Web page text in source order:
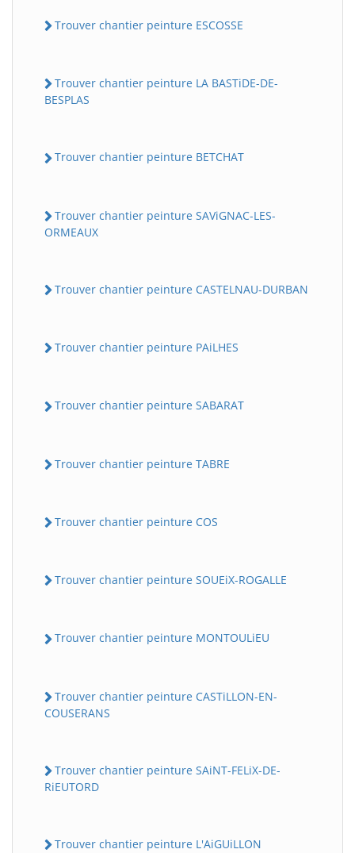
Trouver chantier peinture ESCOSSE
Trouver chantier peinture LA BASTiDE-DE-
BESPLAS
Trouver chantier peinture BETCHAT
Trouver chantier peinture SAViGNAC-LES-
ORMEAUX
Trouver chantier peinture CASTELNAU-DURBAN
Trouver chantier peinture PAiLHES
Trouver chantier peinture SABARAT
Trouver chantier peinture TABRE
Trouver chantier peinture COS
Trouver chantier peinture SOUEiX-ROGALLE
Trouver chantier peinture MONTOULiEU
Trouver chantier peinture CASTiLLON-EN-
COUSERANS
Trouver chantier peinture SAiNT-FELiX-DE-
RiEUTORD
Trouver chantier peinture L'AiGUiLLON